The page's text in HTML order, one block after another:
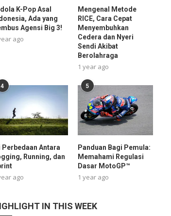
K-Pop Asal
Ada yang
Agensi Big 3!
ago
Mengenal Metode
RICE, Cara Cepat
Menyembuhkan
Cedera dan Nyeri
Sendi Akibat
Berolahraga
1 year ago
4
Perbedaan Antara
Running, dan
ago
5
Panduan Bagi Pemula:
Memahami Regulasi
Dasar MotoGP™
1 year ago
IN THIS WEEK